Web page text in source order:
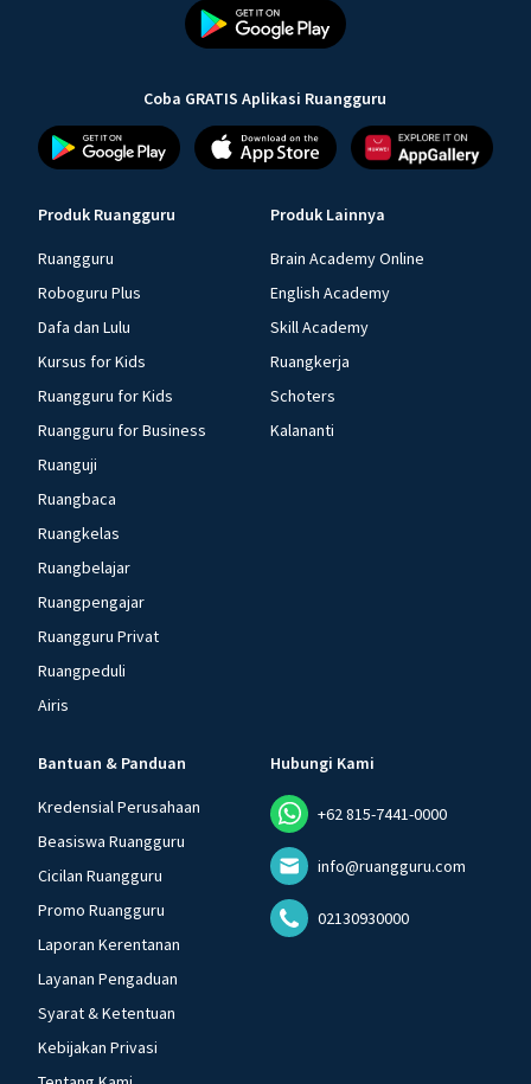
Coba GRATIS Aplikasi Ruangguru
Produk Ruangguru
Ruangguru
Roboguru Plus
Dafa dan Lulu
Kursus for Kids
Ruangguru for Kids
Ruangguru for Business
Ruanguji
Ruangbaca
Ruangkelas
Ruangbelajar
Ruangpengajar
Ruangguru Privat
Ruangpeduli
Airis
Produk Lainnya
Brain Academy Online
English Academy
Skill Academy
Ruangkerja
Schoters
Kalananti
Bantuan & Panduan
Kredensial Perusahaan
Beasiswa Ruangguru
Cicilan Ruangguru
Promo Ruangguru
Laporan Kerentanan
Layanan Pengaduan
Syarat & Ketentuan
Kebijakan Privasi
Hubungi Kami
+62 815-7441-0000
info@ruangguru.com
02130930000